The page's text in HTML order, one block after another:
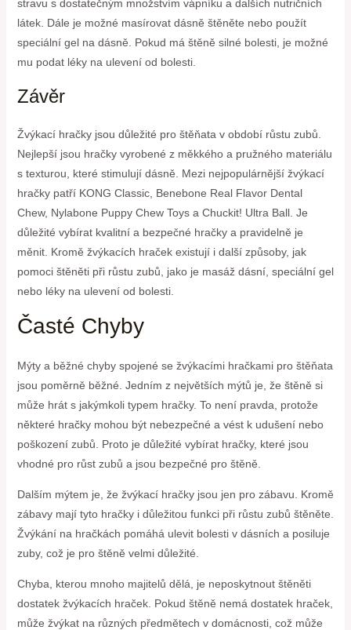
stravu s dostatečným množstvím vápníku a dalších nutričních
látek. Dále je možné masírovat dásně štěněte nebo použít
speciální gel na dásně. Pokud má štěně silné bolesti, je možné
mu podat léky na ulevení od bolesti.
Závěr
Žvýkací hračky jsou důležité pro štěňata v období růstu zubů.
Nejlepší jsou hračky vyrobené z měkkého a pružného materiálu
s texturou, které stimulují dásně. Mezi nejpopulárnější žvýkací
hračky patří KONG Classic, Benebone Real Flavor Dental
Chew, Nylabone Puppy Chew Toys a Chuckit! Ultra Ball. Je
důležité vybírat kvalitní a bezpečné hračky a pravidelně je
měnit. Kromě žvýkacích hraček existují i další způsoby, jak
pomoci štěněti při růstu zubů, jako je masáž dásní, speciální gel
nebo léky na ulevení od bolesti.
Časté Chyby
Mýty a běžné chyby spojené se žvýkacími hračkami pro štěňata
jsou poměrně běžné. Jedním z největších mýtů je, že štěně si
může hrát s jakýmkoli typem hračky. To není pravda, protože
některé hračky mohou být nebezpečné a vést k udušení nebo
poškození zubů. Proto je důležité vybírat hračky, které jsou
vhodné pro růst zubů a jsou bezpečné pro štěně.
Dalším mýtem je, že žvýkací hračky jsou jen pro zábavu. Kromě
zábavy mají tyto hračky i důležitou funkci při růstu zubů štěněte.
Žvýkání na hračkách pomáhá ulevit bolesti v dásních a posiluje
zuby, což je pro štěně velmi důležité.
Chyba, kterou mnoho majitelů dělá, je neposkytnout štěněti
dostatek žvýkacích hraček. Pokud štěně nemá dostatek hraček,
může žvýkat na různých předmětech v domácnosti, což může